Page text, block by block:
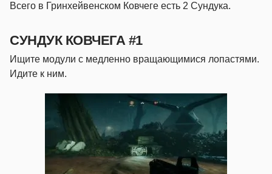
Всего в Гринхейвенском Ковчеге есть 2 Сундука.
СУНДУК КОВЧЕГА #1
Ищите модули с медленно вращающимися лопастями.
Идите к ним.